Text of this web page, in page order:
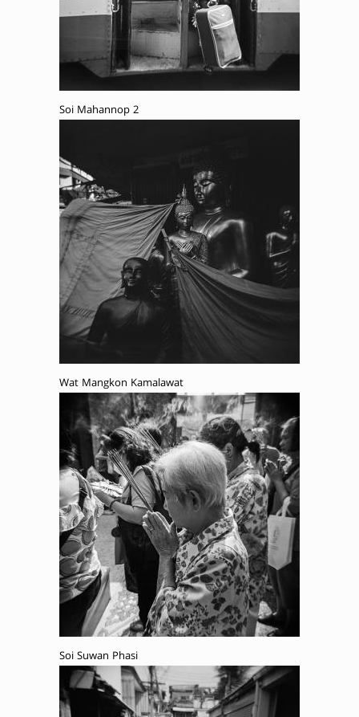
Soi Mahannop 2
Wat Mangkon Kamalawat
Soi Suwan Phasi